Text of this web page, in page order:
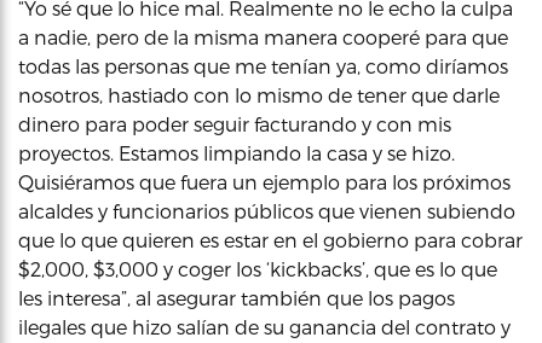
“Yo sé que lo hice mal. Realmente no le echo la culpa
a nadie, pero de la misma manera cooperé para que
todas las personas que me tenían ya, como diríamos
nosotros, hastiado con lo mismo de tener que darle
dinero para poder seguir facturando y con mis
proyectos. Estamos limpiando la casa y se hizo.
Quisiéramos que fuera un ejemplo para los próximos
alcaldes y funcionarios públicos que vienen subiendo
que lo que quieren es estar en el gobierno para cobrar
$2,000, $3,000 y coger los ‘kickbacks’, que es lo que
les interesa”, al asegurar también que los pagos
ilegales que hizo salían de su ganancia del contrato y